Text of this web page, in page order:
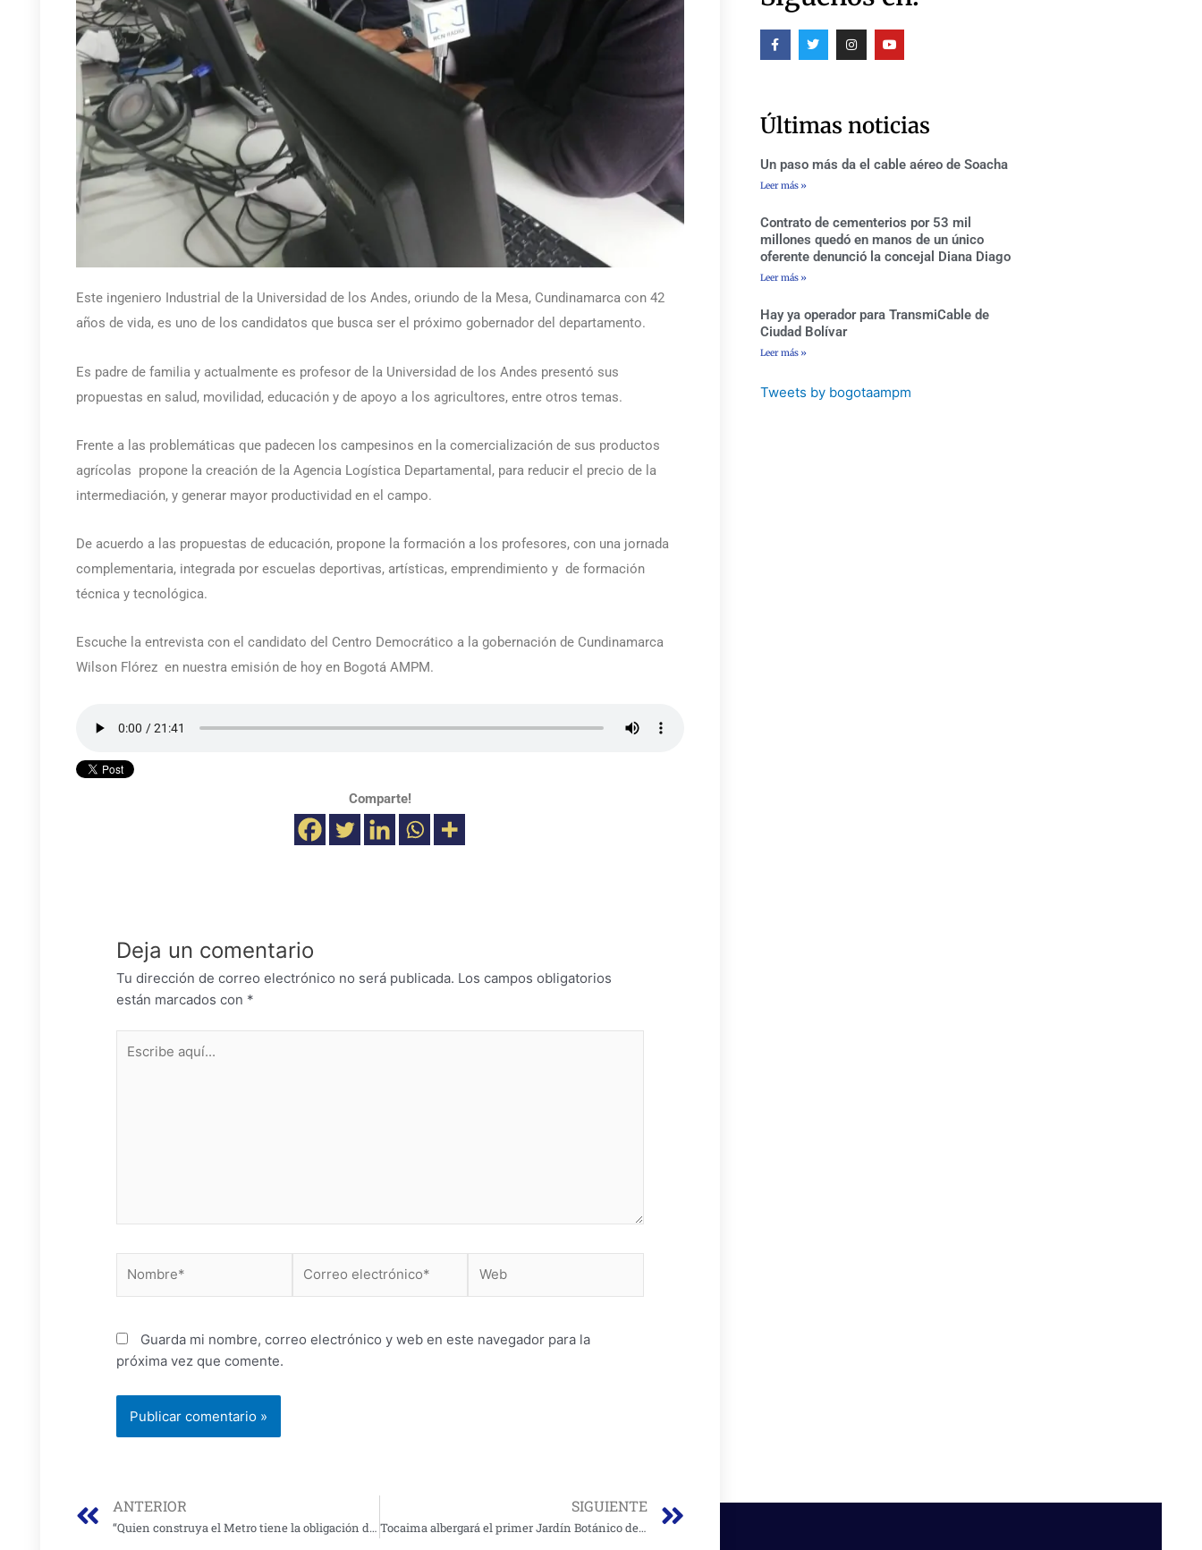
Este ingeniero Industrial de la Universidad de los Andes, oriundo de la Mesa, Cundinamarca con 42
años de vida, es uno de los candidatos que busca ser el próximo gobernador del departamento.
Es padre de familia y actualmente es profesor de la Universidad de los Andes presentó sus
propuestas en salud, movilidad, educación y de apoyo a los agricultores, entre otros temas.
Frente a las problemáticas que padecen los campesinos en la comercialización de sus productos
agrícolas propone la creación de la Agencia Logística Departamental, para reducir el precio de la
intermediación, y generar mayor productividad en el campo.
De acuerdo a las propuestas de educación, propone la formación a los profesores, con una jornada
complementaria, integrada por escuelas deportivas, artísticas, emprendimiento y de formación
técnica y tecnológica.
Escuche la entrevista con el candidato del Centro Democrático a la gobernación de Cundinamarca
Wilson Flórez en nuestra emisión de hoy en Bogotá AMPM.
Comparte!
Deja un comentario
Tu dirección de correo electrónico no será publicada. Los campos obligatorios
están marcados con *
aquí...
electrónico*
Guarda mi nombre, correo electrónico y web en este navegador para la
próxima vez que comente.
Prev
ANTERIOR
“Quien construya el Metro tiene la obligación de operarlo por 20 años” Gerente Empresa Metro.
SIGUIENTE
Tocaima albergará el primer Jardín Botánico de Cundinamarca
Next
F
a
c
k
-
T
w
i
I
n
s
a
m
Y
o
u
Últimas noticias
Un paso más da el cable aéreo de Soacha
Leer más »
Contrato de cementerios por 53 mil
millones quedó en manos de un único
oferente denunció la concejal Diana Diago
Leer más »
Hay ya operador para TransmiCable de
Ciudad Bolívar
Leer más »
Tweets by bogotaampm